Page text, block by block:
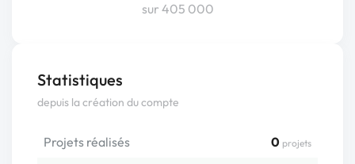
sur 405 000
Statistiques
depuis la création du compte
Projets réalisés 0 projets